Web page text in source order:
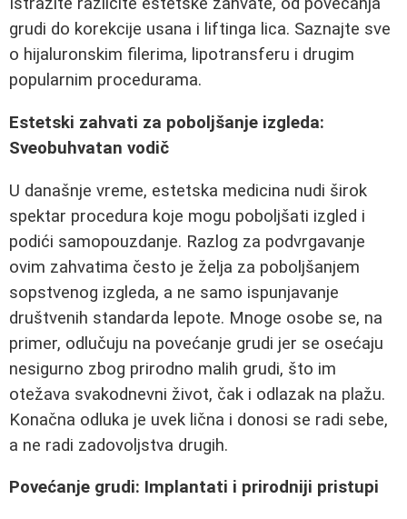
grudi do korekcije usana i liftinga lica. Saznajte sve
o hijaluronskim filerima, lipotransferu i drugim
popularnim procedurama.
Estetski zahvati za poboljšanje izgleda:
Sveobuhvatan vodič
U današnje vreme, estetska medicina nudi širok
spektar procedura koje mogu poboljšati izgled i
podići samopouzdanje. Razlog za podvrgavanje
ovim zahvatima često je želja za poboljšanjem
sopstvenog izgleda, a ne samo ispunjavanje
društvenih standarda lepote. Mnoge osobe se, na
primer, odlučuju na povećanje grudi jer se osećaju
nesigurno zbog prirodno malih grudi, što im
otežava svakodnevni život, čak i odlazak na plažu.
Konačna odluka je uvek lična i donosi se radi sebe,
a ne radi zadovoljstva drugih.
Povećanje grudi: Implantati i prirodniji pristupi